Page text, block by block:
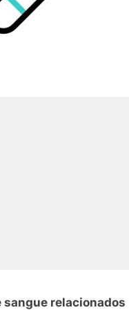
sangue relacionados